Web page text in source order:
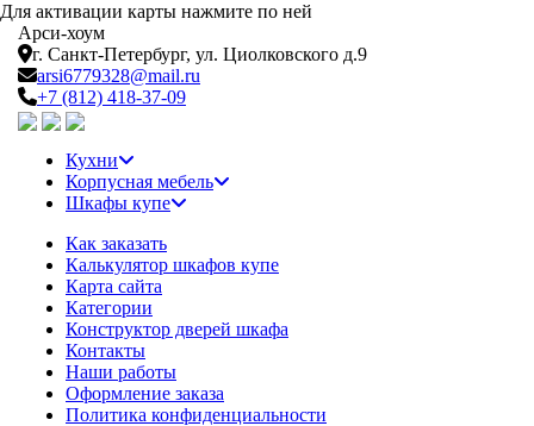
Для активации карты нажмите по ней
Арси-хоум
г. Санкт-Петербург, ул. Циолковского д.9
arsi6779328@mail.ru
+7 (812) 418-37-09
Кухни
Корпусная мебель
Шкафы купе
Как заказать
Калькулятор шкафов купе
Карта сайта
Категории
Конструктор дверей шкафа
Контакты
Наши работы
Оформление заказа
Политика конфиденциальности